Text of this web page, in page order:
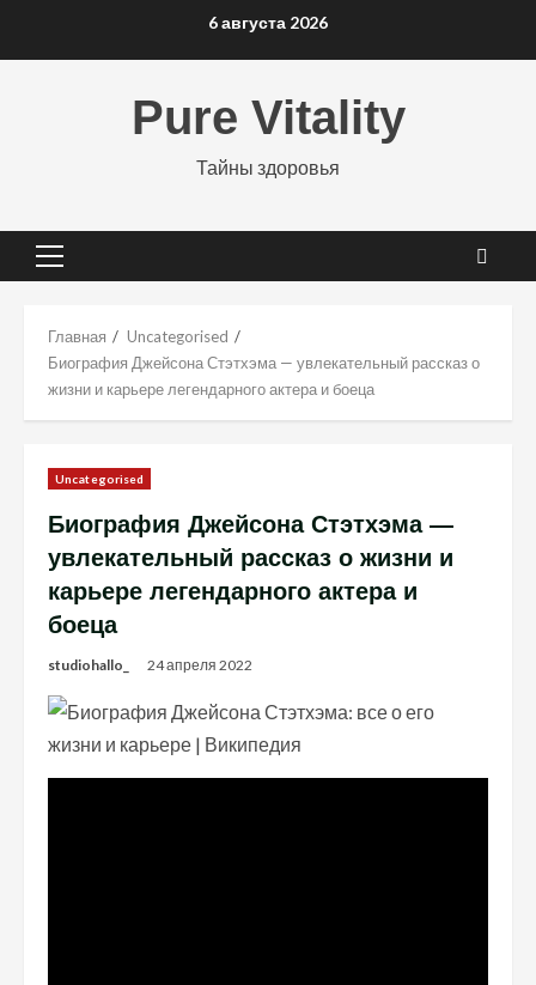
6 августа 2026
Pure Vitality
Тайны здоровья
Основное
Главная
Uncategorised
Биография Джейсона Стэтхэма — увлекательный рассказ о
жизни и карьере легендарного актера и боеца
Uncategorised
Биография Джейсона Стэтхэма —
увлекательный рассказ о жизни и
карьере легендарного актера и
боеца
studiohallo_ 24 апреля 2022